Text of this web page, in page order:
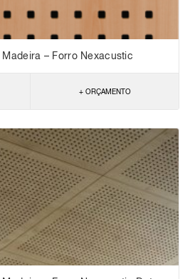
– Forro Nexacustic
+ ORÇAMENTO